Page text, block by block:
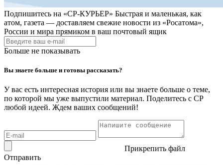
Подпишитесь на «СР-КУРЬЕР» Быстрая и маленькая, как
атом, газета — доставляем свежие новости из «Росатома»,
России и мира прямиком в ваш почтовый ящик
Больше не показывать
Вы знаете больше и готовы рассказать?
У вас есть интересная история или вы знаете больше о теме,
по которой мы уже выпустили материал. Поделитесь с СР
любой идеей. Ждем ваших сообщений!
Прикрепить файл
Отправить